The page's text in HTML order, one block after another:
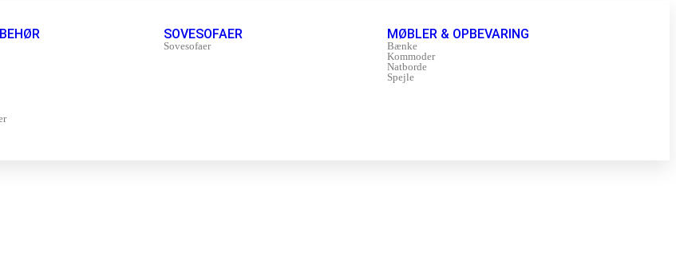
SOVESOFAER
Sovesofaer
MØBLER & OPBEVARING
Bænke
Kommoder
Natborde
Spejle